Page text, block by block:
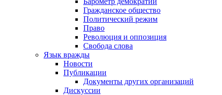
Гражданское общество
Политический режим
Право
Революция и оппозиция
Свобода слова
Язык вражды
Новости
Публикации
Документы других организаций
Дискуссии